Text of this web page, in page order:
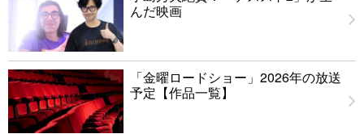
んだ映画
「金曜ロードショー」2026年の放送
予定【作品一覧】